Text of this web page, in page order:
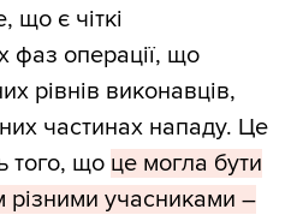
є чіткі
фаз операції, що
рівнів виконавців,
частинах нападу. Це
того, що це могла бути
різними учасниками –